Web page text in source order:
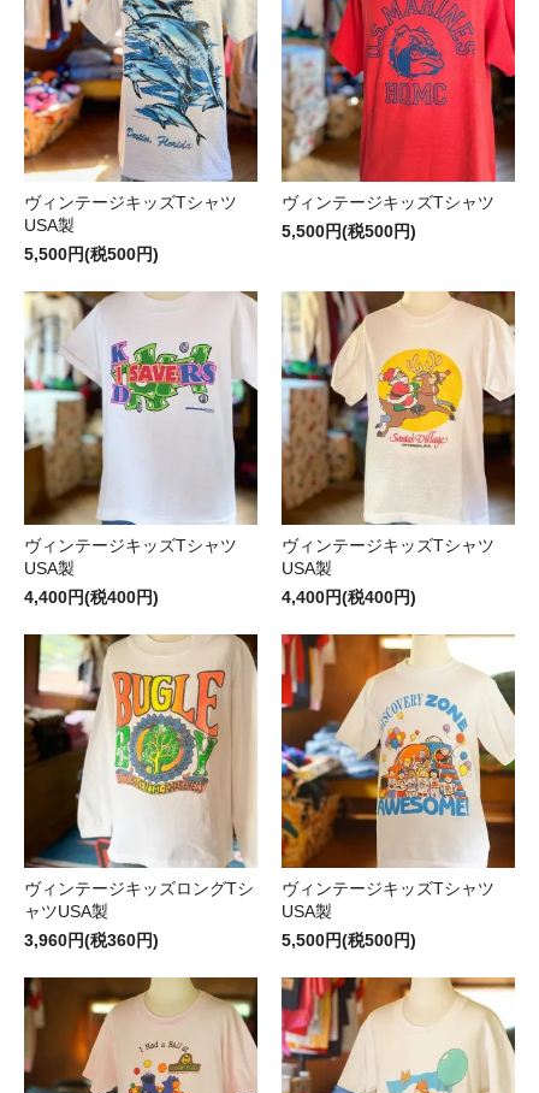
ヴィンテージキッズTシャツ
USA製
5,500円(税500円)
ヴィンテージキッズTシャツ
5,500円(税500円)
ヴィンテージキッズTシャツ
USA製
4,400円(税400円)
ヴィンテージキッズTシャツ
USA製
4,400円(税400円)
ヴィンテージキッズロングTシ
ャツUSA製
3,960円(税360円)
ヴィンテージキッズTシャツ
USA製
5,500円(税500円)